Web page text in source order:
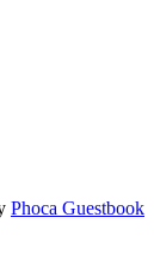
Phoca Guestbook